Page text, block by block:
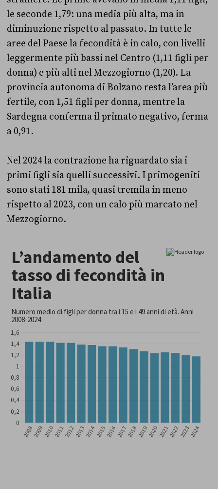
le seconde 1,79: una media più alta, ma in
diminuzione rispetto al passato. In tutte le
aree del Paese la fecondità è in calo, con livelli
leggermente più bassi nel Centro (1,11 figli per
donna) e più alti nel Mezzogiorno (1,20). La
provincia autonoma di Bolzano resta l’area più
fertile, con 1,51 figli per donna, mentre la
Sardegna conferma il primato negativo, ferma
a 0,91.
Nel 2024 la contrazione ha riguardato sia i
primi figli sia quelli successivi. I primogeniti
sono stati 181 mila, quasi tremila in meno
rispetto al 2023, con un calo più marcato nel
Mezzogiorno.